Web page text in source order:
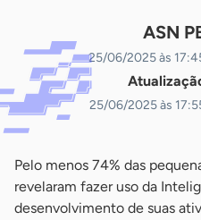
ASN
25/06/2025 às
25/06/2025 às
Pelo menos 74% das
revelaram fazer uso da
desenvolvimento de suas